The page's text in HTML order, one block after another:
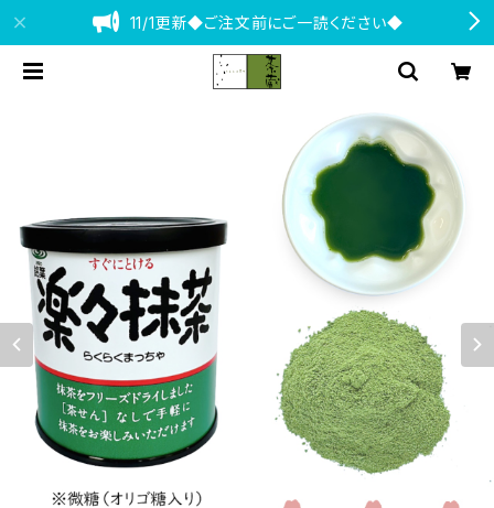
11/1更新◆ご注文前にご一読ください◆